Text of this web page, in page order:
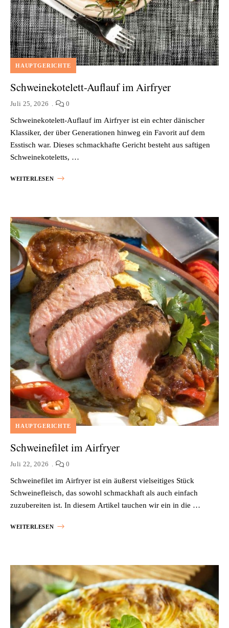
HAUPTGERICHTE
Schweinekotelett-Auflauf im Airfryer
Juli 25, 2026 0
Schweinekotelett-Auflauf im Airfryer ist ein echter dänischer
Klassiker, der über Generationen hinweg ein Favorit auf dem
Esstisch war. Dieses schmackhafte Gericht besteht aus saftigen
Schweinekoteletts, …
WEITERLESEN
HAUPTGERICHTE
Schweinefilet im Airfryer
Juli 22, 2026 0
Schweinefilet im Airfryer ist ein äußerst vielseitiges Stück
Schweinefleisch, das sowohl schmackhaft als auch einfach
zuzubereiten ist. In diesem Artikel tauchen wir ein in die …
WEITERLESEN